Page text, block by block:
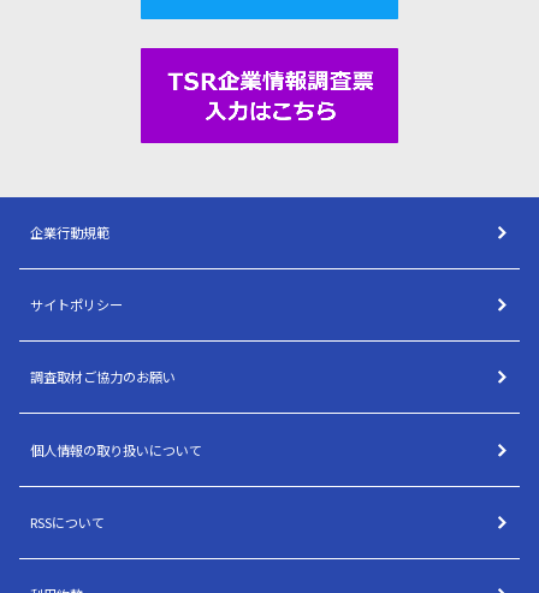
企業行動規範
サイトポリシー
調査取材ご協力のお願い
個人情報の取り扱いについて
RSSについて